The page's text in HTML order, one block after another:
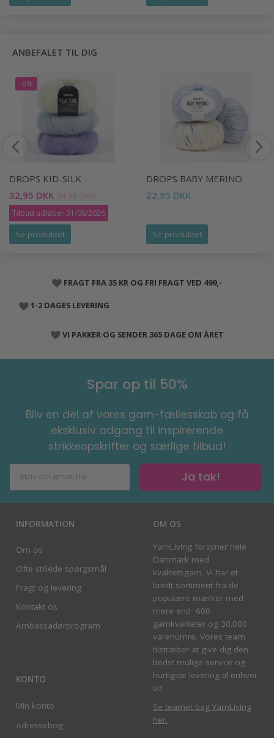
ANBEFALET TIL DIG
-6%
DROPS KID-SILK
32,95 DKK 34,95 DKK
Tilbud udløber 31/08/2026
Se produktet
DROPS BABY MERINO
22,95 DKK
Se produktet
FRAGT FRA 35 KR OG FRI FRAGT VED 499,-
1-2 DAGES LEVERING
VI PAKKER OG SENDER 365 DAGE OM ÅRET
Spar op til 50%
Bliv en del af vores garn-fællesskab og få
eksklusiv adgang til inspirerende
strikkeopskrifter og særlige tilbud!
Ja tak!
INFORMATION
Om os
Ofte stillede spørgsmål
Fragt og levering
Kontakt os
Ambassadørprogram
KONTO
Min konto
Adressebog
OM OS
YarnLiving forsyner hele
Danmark med
kvalitetsgarn. Vi har et
bredt sortiment fra de
populære mærker med
mere end 600
garnkvaliteter og 30.000
varenumre. Vores team
tilstræber at give dig den
bedst mulige service og
hurtigste levering til enhver
tid.
Se teamet bag YarnLiving
her.